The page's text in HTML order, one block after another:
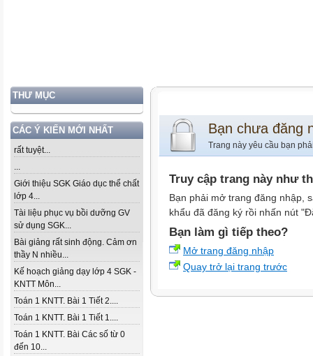
THƯ MỤC
CÁC Ý KIẾN MỚI NHẤT
rất tuyệt...
...
Giới thiệu SGK Giáo dục thể chất
lớp 4...
Tài liệu phục vụ bồi dưỡng GV
sử dụng SGK...
Bài giảng rất sinh động. Cảm ơn
thầy N nhiều...
Kế hoạch giảng dạy lớp 4 SGK -
KNTT Môn...
Toán 1 KNTT. Bài 1 Tiết 2....
Toán 1 KNTT. Bài 1 Tiết 1....
Toán 1 KNTT. Bài Các số từ 0
đến 10...
Bạn chưa đăng
Trang này yêu cầu bạn
Truy cập trang này như
Bạn phải mở trang đăng nhập,
khẩu đã đăng ký rồi nhấn nút
Bạn làm gì tiếp theo?
Mở trang đăng nhập
Quay trở lại trang trước